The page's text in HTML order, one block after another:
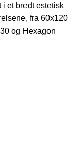
i et bredt estetisk
fra 60x120
og Hexagon